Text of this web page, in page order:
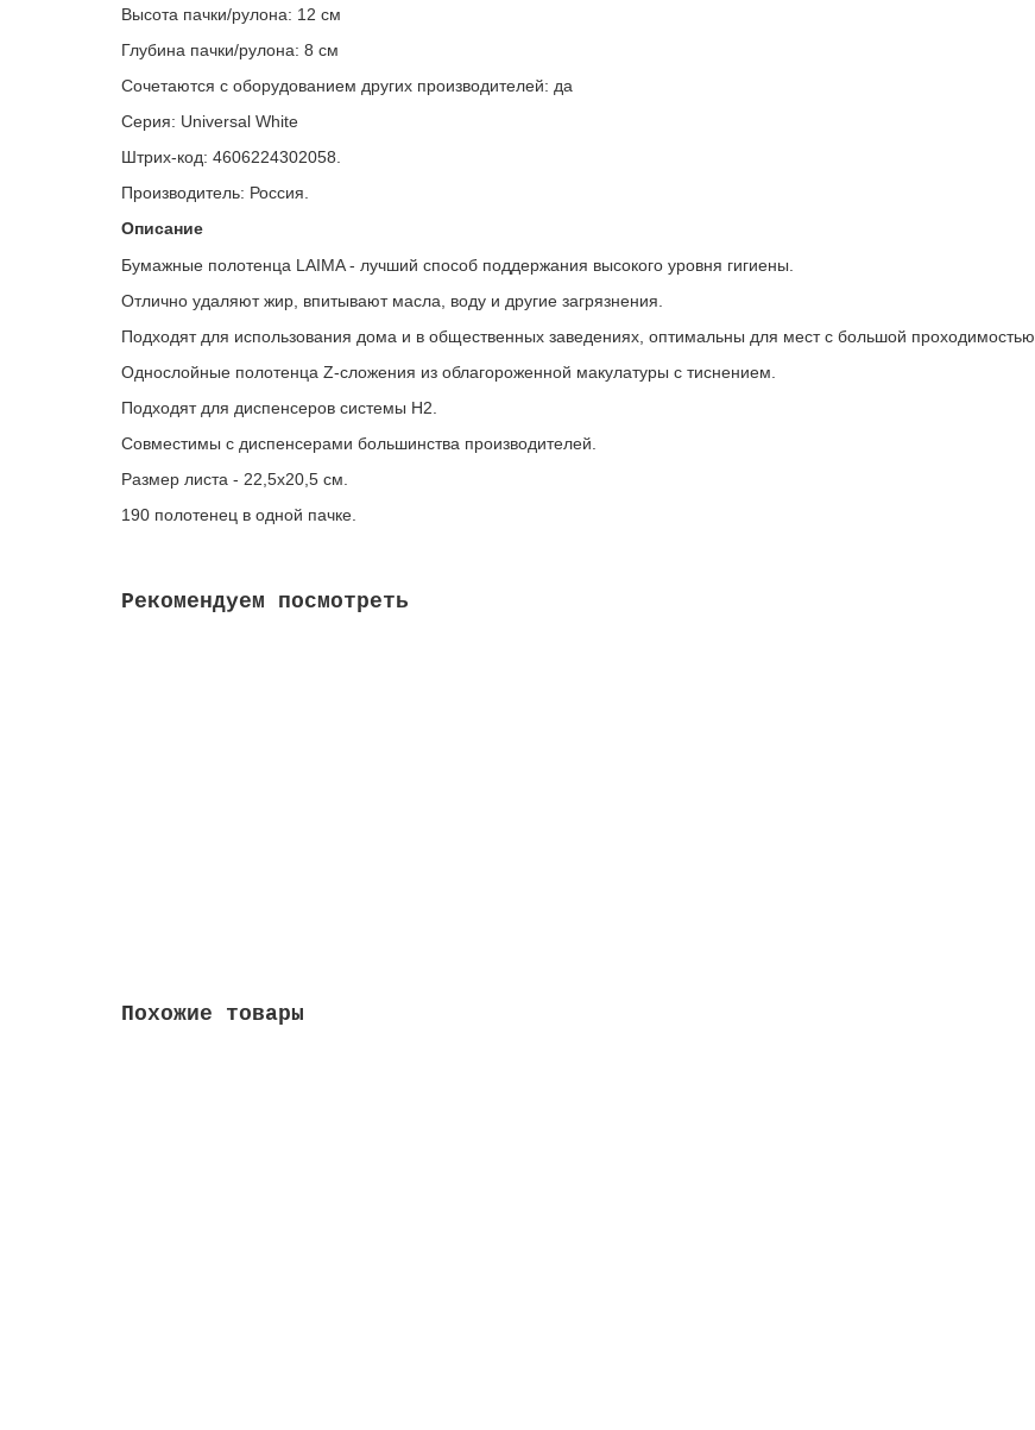
Высота пачки/рулона: 12 см
Глубина пачки/рулона: 8 см
Сочетаются с оборудованием других производителей: да
Серия: Universal White
Штрих-код: 4606224302058.
Производитель: Россия.
Описание
Бумажные полотенца LAIMA - лучший способ поддержания высокого уровня гигиены.
Отлично удаляют жир, впитывают масла, воду и другие загрязнения.
Подходят для использования дома и в общественных заведениях, оптимальны для мест с большой проходимостью.
Однослойные полотенца Z-сложения из облагороженной макулатуры с тиснением.
Подходят для диспенсеров системы H2.
Совместимы с диспенсерами большинства производителей.
Размер листа - 22,5х20,5 см.
190 полотенец в одной пачке.
Рекомендуем посмотреть
Похожие товары